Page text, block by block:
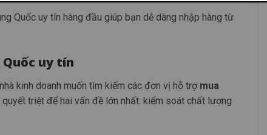
Quốc uy tín hàng đầu giúp bạn dễ dàng nhập hàng từ
uy tín
kinh doanh muốn tìm kiếm các đơn vị hỗ trợmua
triệt để hai vấn đề lớn nhất: kiểm soát chất lượng